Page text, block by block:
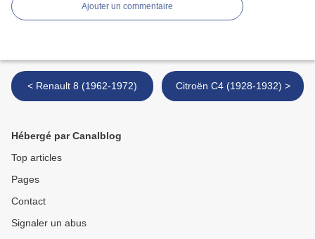
Ajouter un commentaire
< Renault 8 (1962-1972) Citroën C4 (1928-1932) >
Hébergé par Canalblog
Top articles
Pages
Contact
Signaler un abus